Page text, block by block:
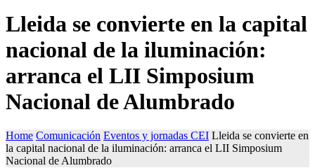
Lleida se convierte en la capital
nacional de la iluminación:
arranca el LII Simposium
Nacional de Alumbrado
Home Comunicación Eventos y jornadas CEI Lleida se convierte en
la capital nacional de la iluminación: arranca el LII Simposium
Nacional de Alumbrado